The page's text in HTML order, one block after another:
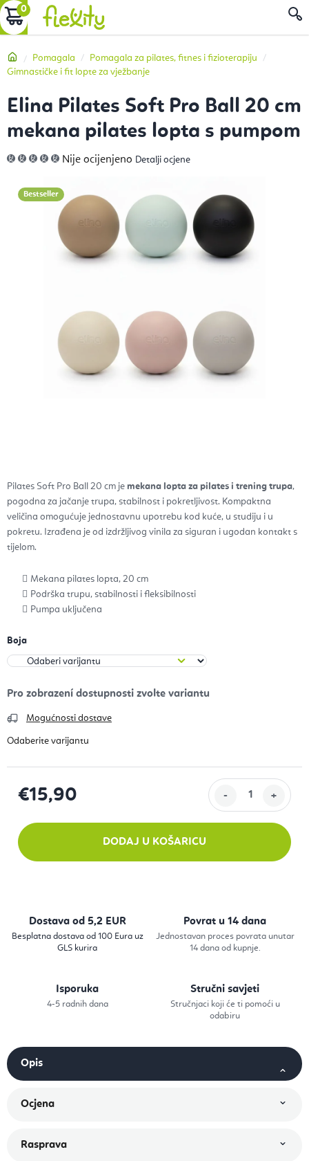
Preskoči
na
KOŠARICA
Početna
Pomagala
Pomagala za pilates, fitnes i fizioterapiju
Gimnastičke i fit lopte za vježbanje
Pilates Soft Pro Ball 20 cm je mekana lopta za pilates i trening trupa,
pogodna za jačanje trupa, stabilnost i pokretljivost. Kompaktna
veličina omogućuje jednostavnu upotrebu kod kuće, u studiju i u
pokretu. Izrađena je od izdržljivog vinila za siguran i ugodan kontakt s
tijelom.
Mekana pilates lopta, 20 cm
Podrška trupu, stabilnosti i fleksibilnosti
Pumpa uključena
Boja
Mogućnosti dostave
€15,90
DODAJ U KOŠARICU
Elina Pilates Soft Pro Ball 20 cm
mekana pilates lopta s pumpom
Prosječna
ocjena
0,0
od
5
zvjezdica.
Nije ocijenjeno Detalji ocjene
Bestseller
Dostava od 5,2 EUR
Besplatna dostava od 100 Eura uz
GLS kurira
Povrat u 14 dana
Jednostavan proces povrata unutar
14 dana od kupnje.
Isporuka
4-5 radnih dana
Stručni savjeti
Stručnjaci koji će ti pomoći u
odabiru